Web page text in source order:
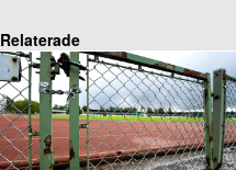
Relaterade